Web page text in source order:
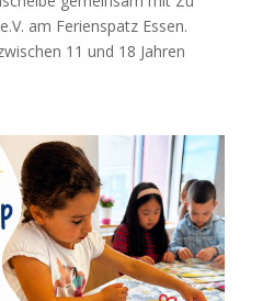
am Ferienspatz Essen.
11 und 18 Jahren